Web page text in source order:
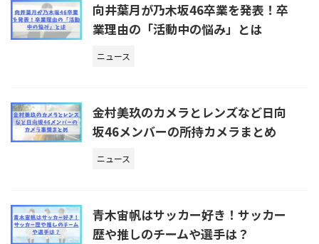
向井葉月が乃木坂46卒業を発表！卒
業理由の「活動中の悩み」とは
ニュース
金村美玖のカメラとレンズなど日向
坂46メンバーの所持カメラまとめ
ニュース
青木宙帆はサッカー好き！サッカー
歴や推しのチームや選手は？